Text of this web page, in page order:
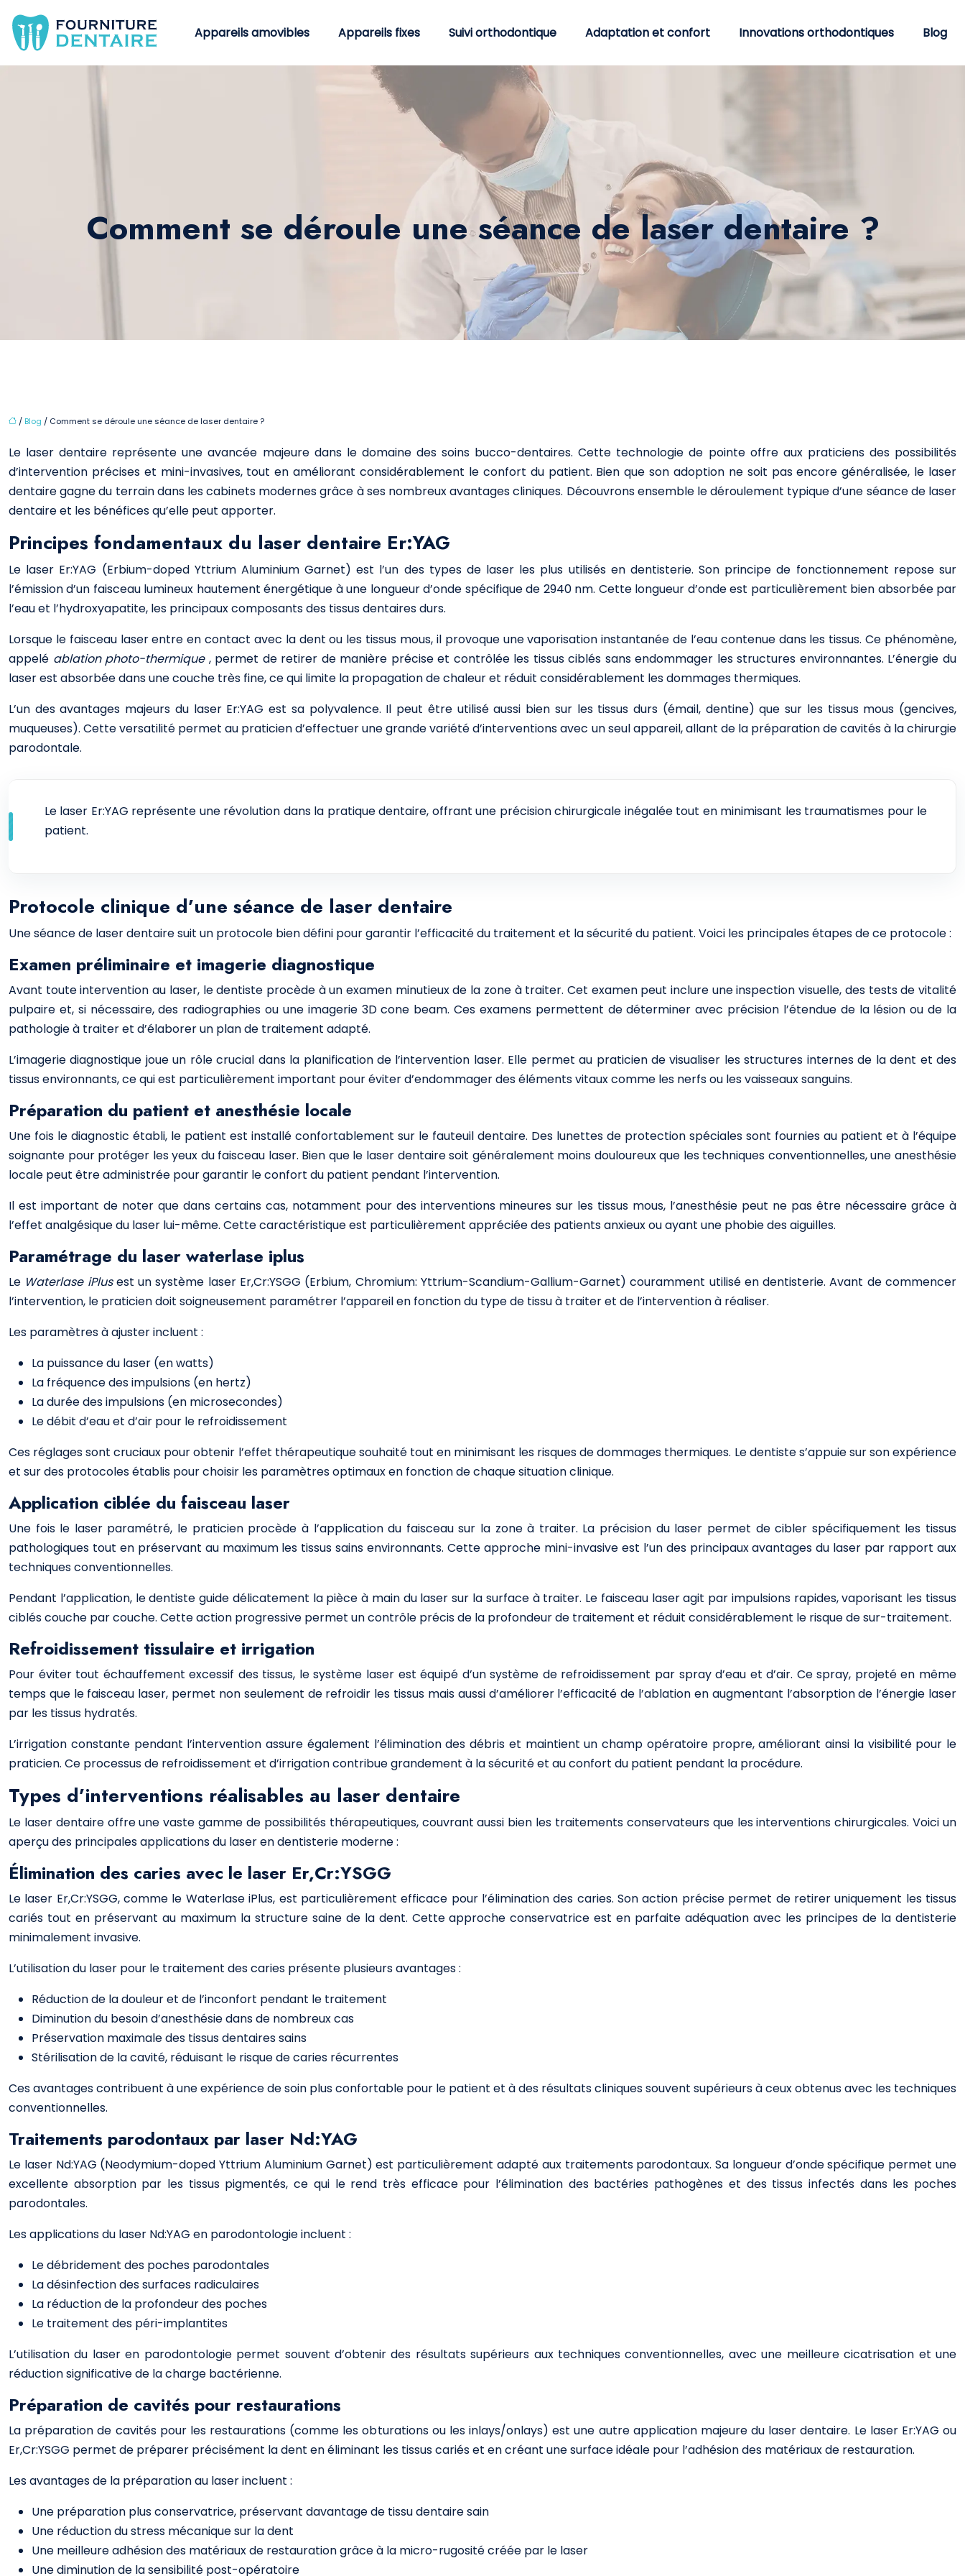
Appareils amovibles Appareils fixes Suivi orthodontique Adaptation et confort Innovations orthodontiques Blog
Comment se déroule une séance de laser dentaire ?
/ Blog / Comment se déroule une séance de laser dentaire ?
Le laser dentaire représente une avancée majeure dans le domaine des soins bucco-dentaires. Cette technologie de pointe offre aux praticiens des possibilités
d’intervention précises et mini-invasives, tout en améliorant considérablement le confort du patient. Bien que son adoption ne soit pas encore généralisée, le laser
dentaire gagne du terrain dans les cabinets modernes grâce à ses nombreux avantages cliniques. Découvrons ensemble le déroulement typique d’une séance de laser
dentaire et les bénéfices qu’elle peut apporter.
Principes fondamentaux du laser dentaire Er:YAG
Le laser Er:YAG (Erbium-doped Yttrium Aluminium Garnet) est l’un des types de laser les plus utilisés en dentisterie. Son principe de fonctionnement repose sur
l’émission d’un faisceau lumineux hautement énergétique à une longueur d’onde spécifique de 2940 nm. Cette longueur d’onde est particulièrement bien absorbée par
l’eau et l’hydroxyapatite, les principaux composants des tissus dentaires durs.
Lorsque le faisceau laser entre en contact avec la dent ou les tissus mous, il provoque une vaporisation instantanée de l’eau contenue dans les tissus. Ce phénomène,
appelé ablation photo-thermique , permet de retirer de manière précise et contrôlée les tissus ciblés sans endommager les structures environnantes. L’énergie du
laser est absorbée dans une couche très fine, ce qui limite la propagation de chaleur et réduit considérablement les dommages thermiques.
L’un des avantages majeurs du laser Er:YAG est sa polyvalence. Il peut être utilisé aussi bien sur les tissus durs (émail, dentine) que sur les tissus mous (gencives,
muqueuses). Cette versatilité permet au praticien d’effectuer une grande variété d’interventions avec un seul appareil, allant de la préparation de cavités à la chirurgie
parodontale.
Le laser Er:YAG représente une révolution dans la pratique dentaire, offrant une précision chirurgicale inégalée tout en minimisant les traumatismes pour le
patient.
Protocole clinique d’une séance de laser dentaire
Une séance de laser dentaire suit un protocole bien défini pour garantir l’efficacité du traitement et la sécurité du patient. Voici les principales étapes de ce protocole :
Examen préliminaire et imagerie diagnostique
Avant toute intervention au laser, le dentiste procède à un examen minutieux de la zone à traiter. Cet examen peut inclure une inspection visuelle, des tests de vitalité
pulpaire et, si nécessaire, des radiographies ou une imagerie 3D cone beam. Ces examens permettent de déterminer avec précision l’étendue de la lésion ou de la
pathologie à traiter et d’élaborer un plan de traitement adapté.
L’imagerie diagnostique joue un rôle crucial dans la planification de l’intervention laser. Elle permet au praticien de visualiser les structures internes de la dent et des
tissus environnants, ce qui est particulièrement important pour éviter d’endommager des éléments vitaux comme les nerfs ou les vaisseaux sanguins.
Préparation du patient et anesthésie locale
Une fois le diagnostic établi, le patient est installé confortablement sur le fauteuil dentaire. Des lunettes de protection spéciales sont fournies au patient et à l’équipe
soignante pour protéger les yeux du faisceau laser. Bien que le laser dentaire soit généralement moins douloureux que les techniques conventionnelles, une anesthésie
locale peut être administrée pour garantir le confort du patient pendant l’intervention.
Il est important de noter que dans certains cas, notamment pour des interventions mineures sur les tissus mous, l’anesthésie peut ne pas être nécessaire grâce à
l’effet analgésique du laser lui-même. Cette caractéristique est particulièrement appréciée des patients anxieux ou ayant une phobie des aiguilles.
Paramétrage du laser waterlase iplus
Le Waterlase iPlusest un système laser Er,Cr:YSGG (Erbium, Chromium: Yttrium-Scandium-Gallium-Garnet) couramment utilisé en dentisterie. Avant de commencer
l’intervention, le praticien doit soigneusement paramétrer l’appareil en fonction du type de tissu à traiter et de l’intervention à réaliser.
Les paramètres à ajuster incluent :
La puissance du laser (en watts)
La fréquence des impulsions (en hertz)
La durée des impulsions (en microsecondes)
Le débit d’eau et d’air pour le refroidissement
Ces réglages sont cruciaux pour obtenir l’effet thérapeutique souhaité tout en minimisant les risques de dommages thermiques. Le dentiste s’appuie sur son expérience
et sur des protocoles établis pour choisir les paramètres optimaux en fonction de chaque situation clinique.
Application ciblée du faisceau laser
Une fois le laser paramétré, le praticien procède à l’application du faisceau sur la zone à traiter. La précision du laser permet de cibler spécifiquement les tissus
pathologiques tout en préservant au maximum les tissus sains environnants. Cette approche mini-invasive est l’un des principaux avantages du laser par rapport aux
techniques conventionnelles.
Pendant l’application, le dentiste guide délicatement la pièce à main du laser sur la surface à traiter. Le faisceau laser agit par impulsions rapides, vaporisant les tissus
ciblés couche par couche. Cette action progressive permet un contrôle précis de la profondeur de traitement et réduit considérablement le risque de sur-traitement.
Refroidissement tissulaire et irrigation
Pour éviter tout échauffement excessif des tissus, le système laser est équipé d’un système de refroidissement par spray d’eau et d’air. Ce spray, projeté en même
temps que le faisceau laser, permet non seulement de refroidir les tissus mais aussi d’améliorer l’efficacité de l’ablation en augmentant l’absorption de l’énergie laser
par les tissus hydratés.
L’irrigation constante pendant l’intervention assure également l’élimination des débris et maintient un champ opératoire propre, améliorant ainsi la visibilité pour le
praticien. Ce processus de refroidissement et d’irrigation contribue grandement à la sécurité et au confort du patient pendant la procédure.
Types d’interventions réalisables au laser dentaire
Le laser dentaire offre une vaste gamme de possibilités thérapeutiques, couvrant aussi bien les traitements conservateurs que les interventions chirurgicales. Voici un
aperçu des principales applications du laser en dentisterie moderne :
Élimination des caries avec le laser Er,Cr:YSGG
Le laser Er,Cr:YSGG, comme le Waterlase iPlus, est particulièrement efficace pour l’élimination des caries. Son action précise permet de retirer uniquement les tissus
cariés tout en préservant au maximum la structure saine de la dent. Cette approche conservatrice est en parfaite adéquation avec les principes de la dentisterie
minimalement invasive.
L’utilisation du laser pour le traitement des caries présente plusieurs avantages :
Réduction de la douleur et de l’inconfort pendant le traitement
Diminution du besoin d’anesthésie dans de nombreux cas
Préservation maximale des tissus dentaires sains
Stérilisation de la cavité, réduisant le risque de caries récurrentes
Ces avantages contribuent à une expérience de soin plus confortable pour le patient et à des résultats cliniques souvent supérieurs à ceux obtenus avec les techniques
conventionnelles.
Traitements parodontaux par laser Nd:YAG
Le laser Nd:YAG (Neodymium-doped Yttrium Aluminium Garnet) est particulièrement adapté aux traitements parodontaux. Sa longueur d’onde spécifique permet une
excellente absorption par les tissus pigmentés, ce qui le rend très efficace pour l’élimination des bactéries pathogènes et des tissus infectés dans les poches
parodontales.
Les applications du laser Nd:YAG en parodontologie incluent :
Le débridement des poches parodontales
La désinfection des surfaces radiculaires
La réduction de la profondeur des poches
Le traitement des péri-implantites
L’utilisation du laser en parodontologie permet souvent d’obtenir des résultats supérieurs aux techniques conventionnelles, avec une meilleure cicatrisation et une
réduction significative de la charge bactérienne.
Préparation de cavités pour restaurations
La préparation de cavités pour les restaurations (comme les obturations ou les inlays/onlays) est une autre application majeure du laser dentaire. Le laser Er:YAG ou
Er,Cr:YSGG permet de préparer précisément la dent en éliminant les tissus cariés et en créant une surface idéale pour l’adhésion des matériaux de restauration.
Les avantages de la préparation au laser incluent :
Une préparation plus conservatrice, préservant davantage de tissu dentaire sain
Une réduction du stress mécanique sur la dent
Une meilleure adhésion des matériaux de restauration grâce à la micro-rugosité créée par le laser
Une diminution de la sensibilité post-opératoire